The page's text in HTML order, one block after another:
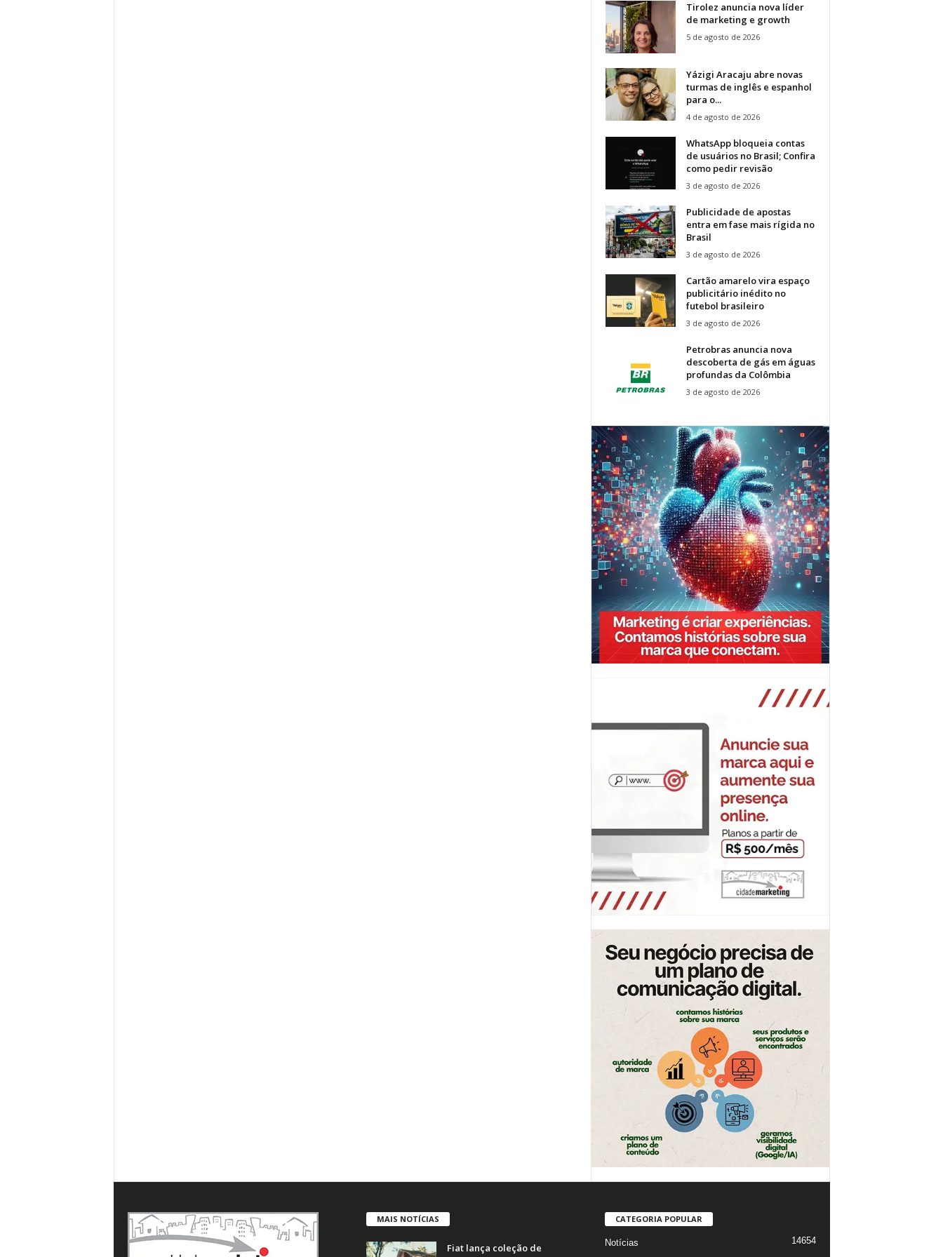
Tirolez anuncia nova líder
de marketing e growth
5 de agosto de 2026
Yázigi Aracaju abre novas
turmas de inglês e espanhol
para o...
4 de agosto de 2026
WhatsApp bloqueia contas
de usuários no Brasil; Confira
como pedir revisão
3 de agosto de 2026
Publicidade de apostas
entra em fase mais rígida no
Brasil
3 de agosto de 2026
Cartão amarelo vira espaço
publicitário inédito no
futebol brasileiro
3 de agosto de 2026
Petrobras anuncia nova
descoberta de gás em águas
profundas da Colômbia
3 de agosto de 2026
MAIS NOTÍCIAS
Fiat lança coleção de
CATEGORIA POPULAR
Notícias
14654